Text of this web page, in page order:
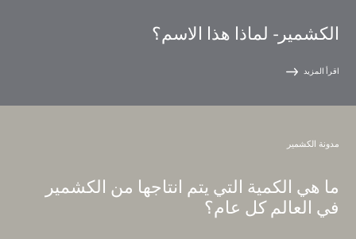
الكشمير - لماذا هذا الاسم؟
اقرأ المزيد
مدونة الكشمير
ما هي الكمية التي يتم انتاجها من الكشمير
في العالم كل عام؟